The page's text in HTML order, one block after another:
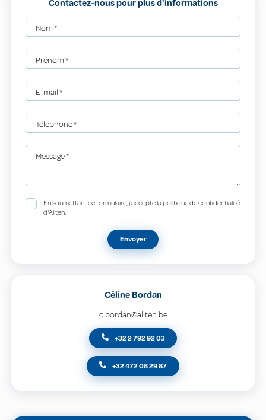
Contactez-nous pour plus d'informations
Nom*
Prénom*
E-mail*
Téléphone*
Message*
En soumettant ce formulaire, j'accepte la politique de confidentialité
d'Allten.
Envoyer
Céline Bordan
c.bordan@allten.be
+32 2 792 92 03
+32 472 08 29 87